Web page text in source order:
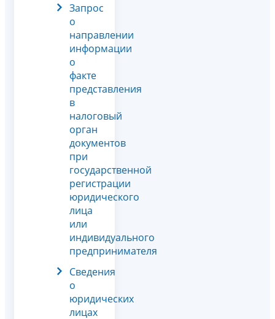
Запрос
о
направлении
информации
о
факте
представления
в
налоговый
орган
документов
при
государственной
регистрации
юридического
лица
или
индивидуального
предпринимателя
Сведения
о
юридических
лицах